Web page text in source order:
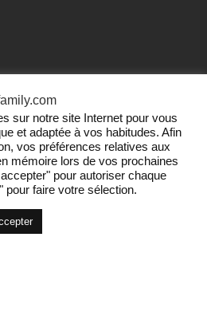
Filtrer
sur notre site Internet pour vous
et adaptée à vos habitudes. Afin
vos préférences relatives aux
mémoire lors de vos prochaines
pour autoriser chaque
pour faire votre sélection.